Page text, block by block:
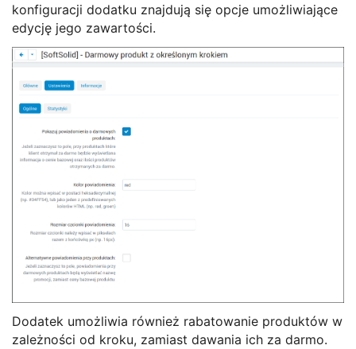
konfiguracji dodatku znajdują się opcje umożliwiające
edycję jego zawartości.
Dodatek umożliwia również rabatowanie produktów w
zależności od kroku, zamiast dawania ich za darmo.